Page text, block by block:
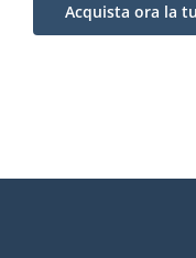
Acquista ora la